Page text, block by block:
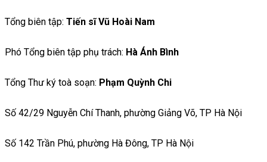
Tổng biên tập: Tiến sĩ Vũ Hoài Nam
Phó Tổng biên tập phụ trách: Hà Ánh Bình
Tổng Thư ký toà soạn: Phạm Quỳnh Chi
Số 42/29 Nguyễn Chí Thanh, phường Giảng Võ, TP Hà Nội
Số 142 Trần Phú, phường Hà Đông, TP Hà Nội